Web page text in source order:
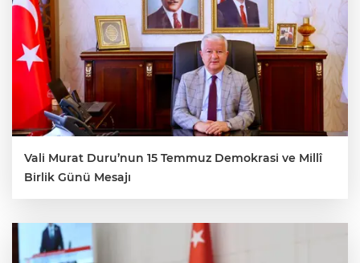
Vali Murat Duru’nun 15 Temmuz Demokrasi ve Millî
Birlik Günü Mesajı